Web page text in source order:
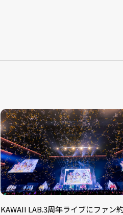
KAWAII LAB.3周年ライブにファン